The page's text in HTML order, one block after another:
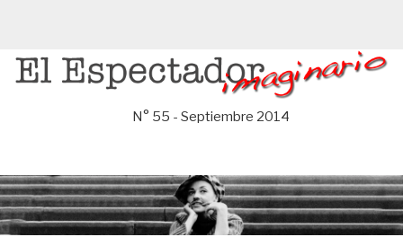
Saltar
N° 55 - Septiembre 2014